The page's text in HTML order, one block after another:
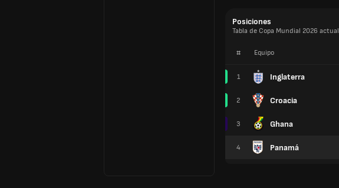
Posiciones
Tabla de Copa Mundial 2026 actual
# Equipo
1 Inglaterra
2 Croacia
3 Ghana
4 Panamá